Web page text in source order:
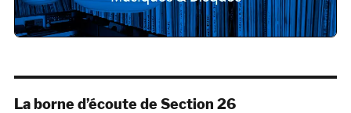
La borne d’écoute de Section 26